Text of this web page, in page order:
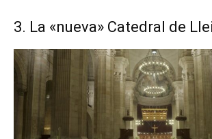
3. La «nueva» Catedral de